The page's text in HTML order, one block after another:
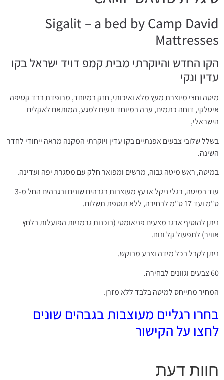
Sigalit – a bed by Camp David
Mattresses
הקו החדש והיוקרתי מבית קמפ דויד ישראל בקו
עדין ונקי
מיטה וחצי מיוצרת מעץ מלא ואיכותי, חזק במיוחד, מרופדת בבד קטיפה
איטלקי, דוחה כתמים, עבה במיוחד ונעים למגע, המותאם לאקלים
הישראלי,
בשלל שלובי צבעים אפנתיים בקו עדין ויוקרתי המקנה מראה ייחודי לחדר
השינה.
במיטה, ראש מיטה גבוה, מרשים ומפואר חלק עם מסגרת יפה ועדינה.
עוד במיטה, רגלי ניקל או עץ מעוצבות בגבהים שונים ובגבהים החל מ-3
ס"מ ועד 17 ס"מ לבחירה, ללא תוספת תשלום.
ניתן להוסיף ארגז מצעים פניאומטי (בוכנות גרמניות הפועלות בלחץ
אוויר) לתפעול קל ונוח.
ניתן לקבל בכל מידה וצבע מבוקש.
60 צבעים וגוונים לבחירה.
המחיר מתייחס למיטה בלבד ללא מזרן.
בחרו רגליים מעוצבות בגבהים שונים
לחצו על הקישור
חוות דעת